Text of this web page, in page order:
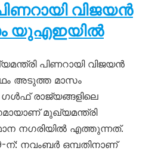
വിജയൻ
യുഎഇയിൽ
പിണറായി വിജയൻ
അടുത്ത മാസം
രാജ്യങ്ങളിലെ
മുഖ്യമന്ത്രി
നഗരിയിൽ എത്തുന്നത്.
ന്: നവംബർ ഒമ്പതിനാണ്